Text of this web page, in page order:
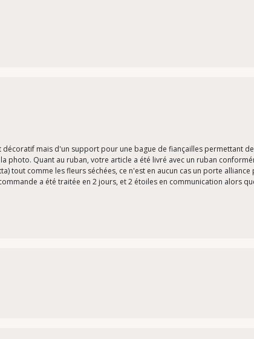
mais d'un support pour une bague de fiançailles permettant
photo. Quant au ruban, votre article a été livré avec un ruban
tout comme les fleurs séchées, ce n'est en aucun cas un porte alliance
a été traitée en 2 jours, et 2 étoiles en communication alors